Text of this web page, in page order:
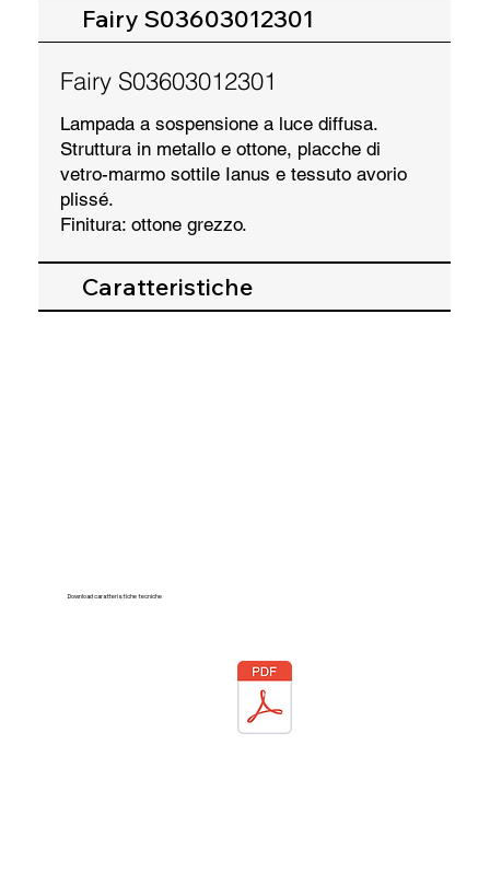
Fairy S03603012301
Fairy S03603012301
Lampada a sospensione a luce diffusa.
Struttura in metallo e ottone, placche di
vetro-marmo sottile Ianus e tessuto avorio
plissé.
Finitura: ottone grezzo.
Caratteristiche
Download caratteristiche tecniche